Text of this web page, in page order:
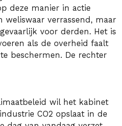
deze manier in actie
weliswaar verrassend, maar
voor derden. Het is
als de overheid faalt
beschermen. De rechter
wil het kabinet
CO2 opslaat in de